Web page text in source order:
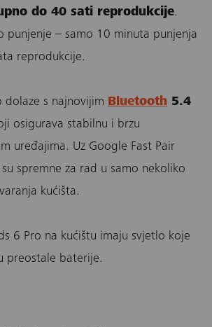
do 40 sati reprodukcije.
punjenje – samo 10 minuta punjenja
reprodukcije.
dolaze s najnovijim Bluetooth 5.4
osigurava stabilnu i brzu
uređajima. Uz Google Fast Pair
spremne za rad u samo nekoliko
kućišta.
6 Pro na kućištu imaju svjetlo koje
preostale baterije.